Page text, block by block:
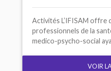
Activités L’IFISAM offre
professionnels de la
medico-psycho-social
VOIR